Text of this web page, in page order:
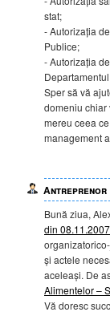
stat;
- Autorizația
Publice;
- Autorizația
Sper să vă
domeniu chiar
mereu ceea
management
Antreprenor
Bună ziua,
din
și actele
aceleași. De
Alimentelor –
Vă doresc